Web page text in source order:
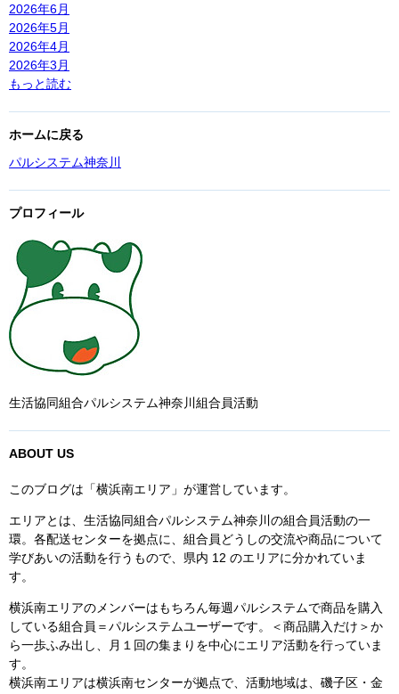
2026年6月
2026年5月
2026年4月
2026年3月
もっと読む
ホームに戻る
パルシステム神奈川
プロフィール
生活協同組合パルシステム神奈川組合員活動
ABOUT US
このブログは「横浜南エリア」が運営しています。
エリアとは、生活協同組合パルシステム神奈川の組合員活動の一
環。各配送センターを拠点に、組合員どうしの交流や商品について
学びあいの活動を行うもので、県内 12 のエリアに分かれていま
す。
横浜南エリアのメンバーはもちろん毎週パルシステムで商品を購入
している組合員＝パルシステムユーザーです。＜商品購入だけ＞か
ら一歩ふみ出し、月１回の集まりを中心にエリア活動を行っていま
す。
横浜南エリアは横浜南センターが拠点で、活動地域は、磯子区・金